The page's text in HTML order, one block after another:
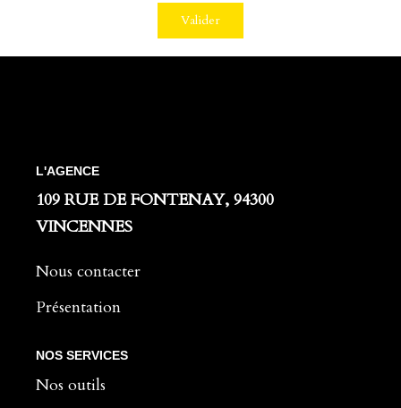
Valider
L'AGENCE
109 RUE DE FONTENAY, 94300
VINCENNES
Nous contacter
Présentation
NOS SERVICES
Nos outils